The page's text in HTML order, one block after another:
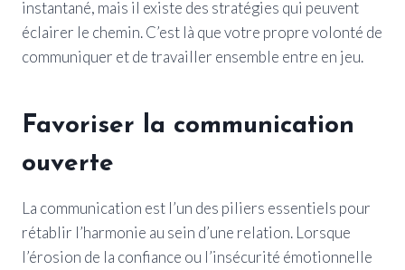
instantané, mais il existe des stratégies qui peuvent
éclairer le chemin. C’est là que votre propre volonté de
communiquer et de travailler ensemble entre en jeu.
Favoriser la communication
ouverte
La communication est l’un des piliers essentiels pour
rétablir l’harmonie au sein d’une relation. Lorsque
l’érosion de la confiance ou l’insécurité émotionnelle